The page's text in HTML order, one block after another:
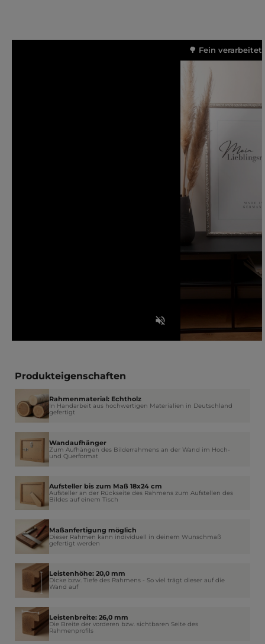
🌳 Fein
Produkteigenschaften
Rahmenmaterial: Echtholz
In Handarbeit aus hochwertigen Materialien in Deutschland
gefertigt
Wandaufhänger
Zum Aufhängen des Bilderrahmens an der Wand im Hoch-
und Querformat
Aufsteller bis zum Maß 18x24 cm
Aufsteller an der Rückseite des Rahmens zum Aufstellen des
Bildes auf einem Tisch
Maßanfertigung möglich
Dieser Rahmen kann individuell in deinem Wunschmaß
gefertigt werden
Leistenhöhe: 20,0 mm
Dicke bzw. Tiefe des Rahmens - So viel trägt dieser auf die
Wand auf
Leistenbreite: 26,0 mm
Die Breite der vorderen bzw. sichtbaren Seite des
Rahmenprofils